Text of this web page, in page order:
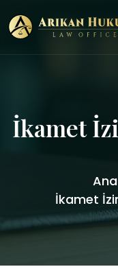
İkamet
İkamet